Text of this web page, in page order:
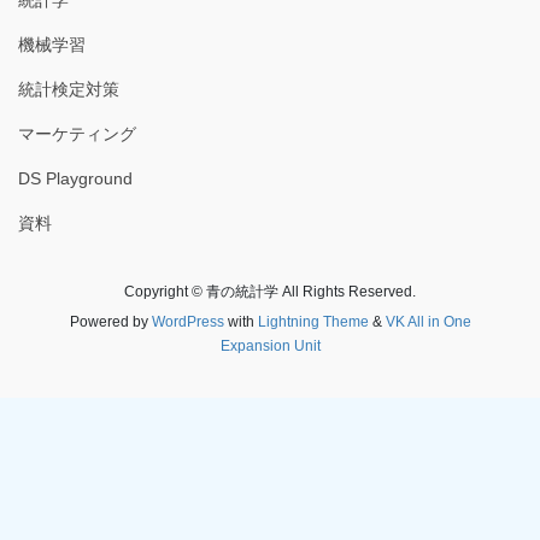
機械学習
統計検定対策
マーケティング
DS Playground
資料
Copyright © 青の統計学 All Rights Reserved.
Powered by WordPresswith Lightning Theme & VK All in One
Expansion Unit